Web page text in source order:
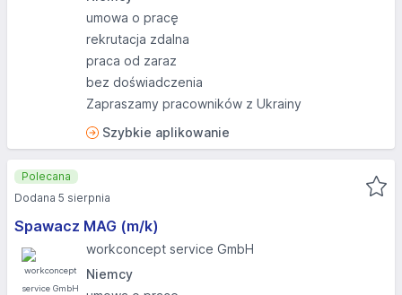
umowa o pracę
rekrutacja zdalna
praca od zaraz
bez doświadczenia
Zapraszamy pracowników z Ukrainy
Szybkie aplikowanie
Spawacz MAG (m/k)
workconcept service GmbH
Niemcy
Polecana
Dodana 5 sierpnia